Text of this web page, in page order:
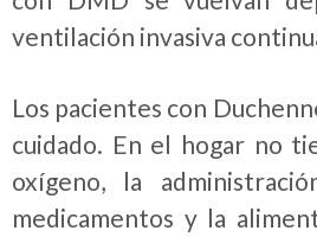
ventilación invasiva
Los pacientes con
cuidado. En el hogar no
oxígeno, la
medicamentos y la